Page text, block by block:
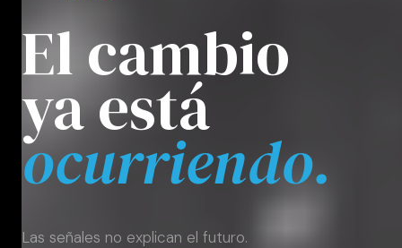
El cambio
ya está
ocurriendo.
Las señales no explican el futuro.